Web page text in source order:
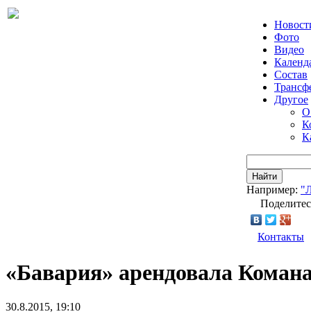
Фото
Видео
Состав
Другое
О
Найти
Например:
Контакты
«Бавария» арендовала
30.8.2015, 19:10